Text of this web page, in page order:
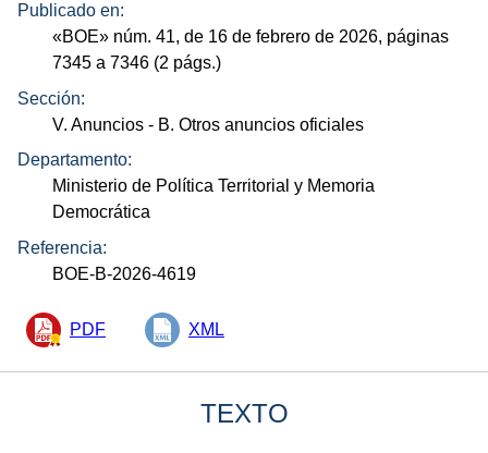
Publicado en:
«BOE» núm. 41, de 16 de febrero de 2026, páginas
7345 a 7346 (2 págs.)
Sección:
V. Anuncios - B. Otros anuncios oficiales
Departamento:
Ministerio de Política Territorial y Memoria
Democrática
Referencia:
BOE-B-2026-4619
PDF XML
TEXTO